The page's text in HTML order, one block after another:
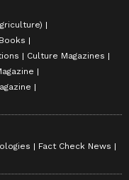
Culture Magazines
Fact Check News